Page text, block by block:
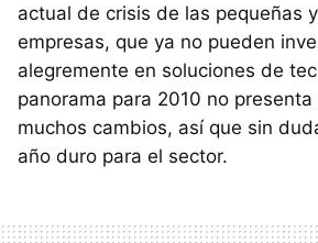
actual de crisis de las pequeñas
empresas, que ya no pueden
alegremente en soluciones de
panorama para 2010 no
muchos cambios, así que sin
año duro para el sector.